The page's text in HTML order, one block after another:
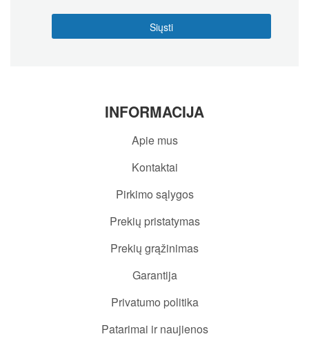
INFORMACIJA
Apie mus
Kontaktai
Pirkimo sąlygos
Prekių pristatymas
Prekių grąžinimas
Garantija
Privatumo politika
Patarimai ir naujienos